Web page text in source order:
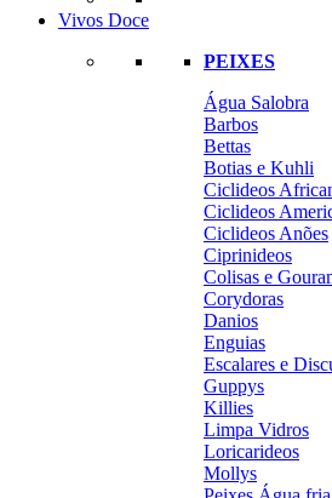
Vivos Doce
PEIXES
Água Salobra
Barbos
Bettas
Botias e Kuhli
Ciclideos
Ciclideos
Ciclideos Anões
Ciprinideos
Colisas e
Corydoras
Danios
Enguias
Escalares e
Guppys
Killies
Limpa Vidros
Loricarideos
Mollys